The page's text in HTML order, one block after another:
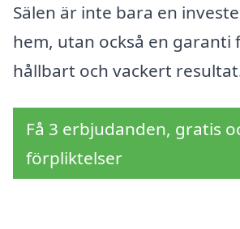
Sälen är inte bara en
hem, utan också en garanti
hållbart och vackert
Få 3 erbjudanden, gratis
förpliktelser